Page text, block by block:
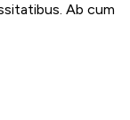
Ab cum